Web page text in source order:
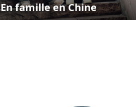
En famille en Chine